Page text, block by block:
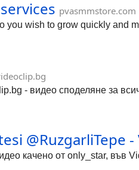
pvasmmstore.com
wish to grow quickly and
- видео споделяне за
@RuzgarliTepe​
качено от only_star, във